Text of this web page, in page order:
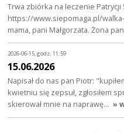
Trwa zbiórka na leczenie Patrycji
https://www.siepomaga.pl/
mama, pani Małgorzata. Żona
2026-06-15, godz. 11:59
15.06.2026
Napisał do nas pan Piotr:
kwietniu się zepsuł, zgłosiłem
skierował mnie na naprawę… »